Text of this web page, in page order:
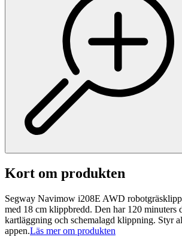
Kort om produkten
Segway Navimow i208E AWD
med 18 cm klippbredd. Den har 120
kartläggning och schemalagd klippning. Styr
appen.Läs mer om produkten